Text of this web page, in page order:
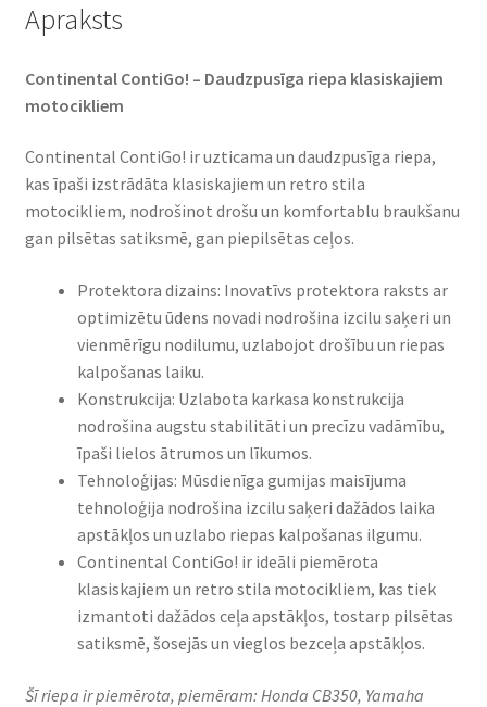
Apraksts
Continental ContiGo! – Daudzpusīga riepa klasiskajiem
motocikliem
Continental ContiGo! ir uzticama un daudzpusīga riepa,
kas īpaši izstrādāta klasiskajiem un retro stila
motocikliem, nodrošinot drošu un komfortablu braukšanu
gan pilsētas satiksmē, gan piepilsētas ceļos.
Protektora dizains: Inovatīvs protektora raksts ar
optimizētu ūdens novadi nodrošina izcilu saķeri un
vienmērīgu nodilumu, uzlabojot drošību un riepas
kalpošanas laiku.
Konstrukcija: Uzlabota karkasa konstrukcija
nodrošina augstu stabilitāti un precīzu vadāmību,
īpaši lielos ātrumos un līkumos.
Tehnoloģijas: Mūsdienīga gumijas maisījuma
tehnoloģija nodrošina izcilu saķeri dažādos laika
apstākļos un uzlabo riepas kalpošanas ilgumu.
Continental ContiGo! ir ideāli piemērota
klasiskajiem un retro stila motocikliem, kas tiek
izmantoti dažādos ceļa apstākļos, tostarp pilsētas
satiksmē, šosejās un vieglos bezceļa apstākļos.
Šī riepa ir piemērota, piemēram: Honda CB350, Yamaha